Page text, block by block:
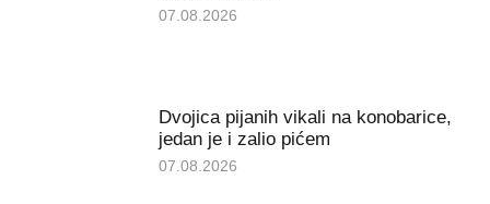
07.08.2026
Dvojica pijanih vikali na konobarice,
jedan je i zalio pićem
07.08.2026